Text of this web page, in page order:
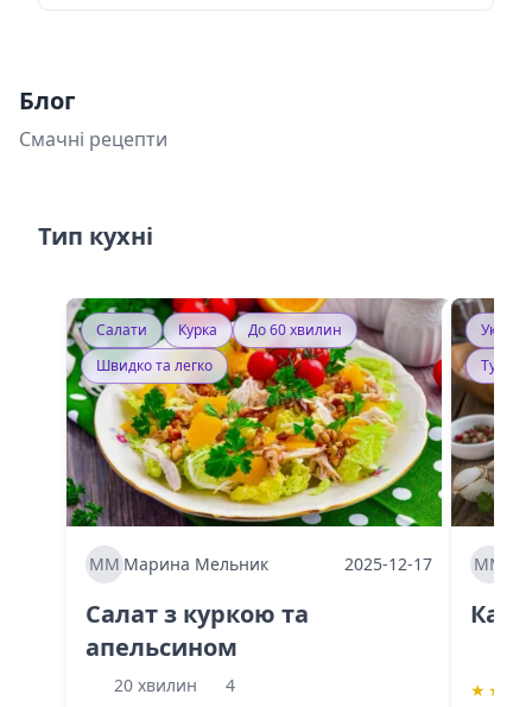
Блог
Смачні рецепти
Тип кухні
Салати Курка
До 60 хвилин
Швидко та легко
ММ Марина Мельник 2025-12-17
Салат з куркою та
апельсином
20 хвилин
4
ММ
★ ★